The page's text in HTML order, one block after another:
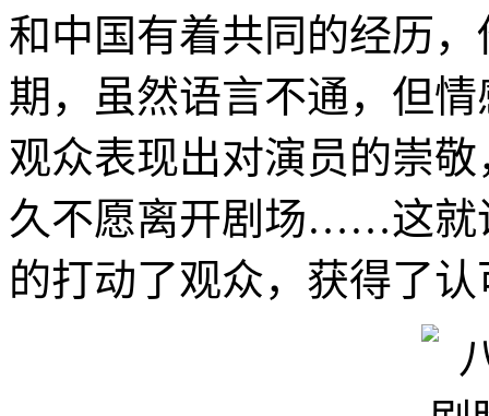
和中国有着共同的经历
期，虽然语言不通，但
观众表现出对演员的崇
久不愿离开剧场……这就
的打动了观众，获得了认